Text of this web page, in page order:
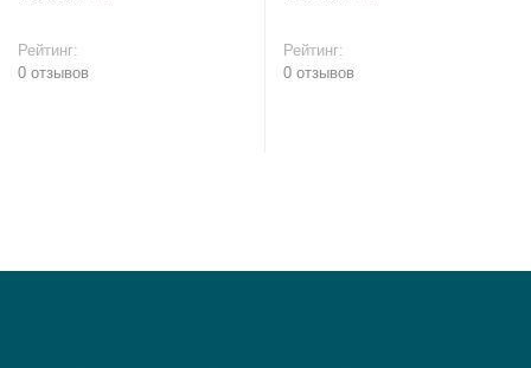
Рейтинг:
0 отзывов
Рейтинг:
0 отзывов